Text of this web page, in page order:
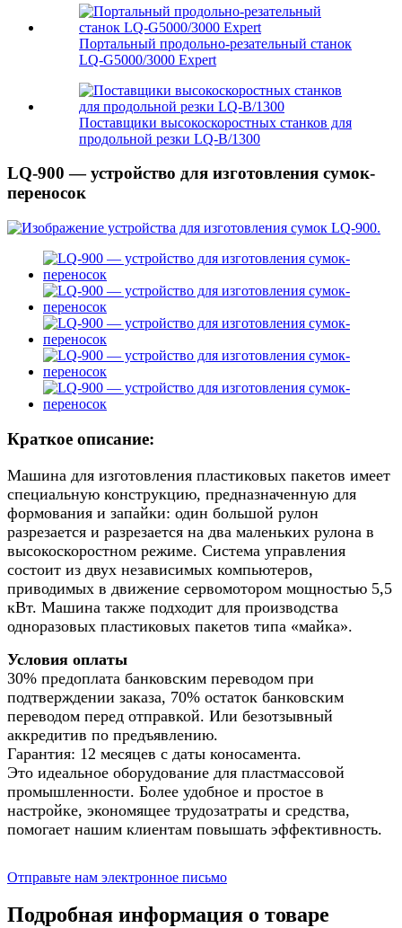
Портальный продольно-резательный станок
LQ-G5000/3000 Expert
Поставщики высокоскоростных станков для
продольной резки LQ-B/1300
LQ-900 — устройство для изготовления сумок-
переносок
Краткое описание:
Машина для изготовления пластиковых пакетов имеет
специальную конструкцию, предназначенную для
формования и запайки: один большой рулон
разрезается и разрезается на два маленьких рулона в
высокоскоростном режиме. Система управления
состоит из двух независимых компьютеров,
приводимых в движение сервомотором мощностью 5,5
кВт. Машина также подходит для производства
одноразовых пластиковых пакетов типа «майка».
Условия оплаты
30% предоплата банковским переводом при
подтверждении заказа, 70% остаток банковским
переводом перед отправкой. Или безотзывный
аккредитив по предъявлению.
Гарантия: 12 месяцев с даты коносамента.
Это идеальное оборудование для пластмассовой
промышленности. Более удобное и простое в
настройке, экономящее трудозатраты и средства,
помогает нашим клиентам повышать эффективность.
Отправьте нам электронное письмо
Подробная информация о товаре